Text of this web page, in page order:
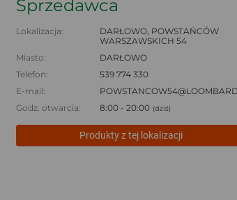
Sprzedawca
Lokalizacja:
DARŁOWO, POWSTAŃCÓW
WARSZAWSKICH 54
Miasto:
DARŁOWO
Telefon:
539 774 330
E-mail:
Godz. otwarcia:
8:00 - 20:00 (dziś)
Produkty z tej lokalizacji